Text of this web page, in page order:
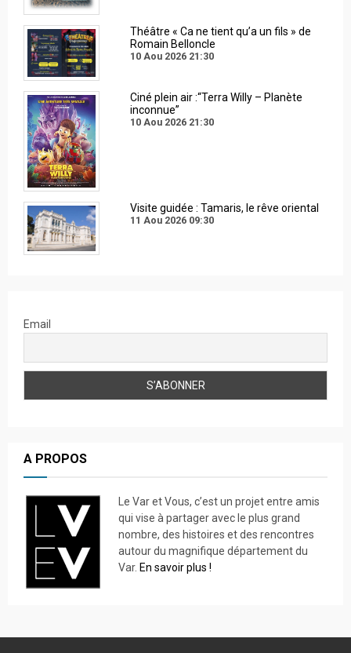
Théâtre « Ca ne tient qu’a un fils » de
Romain Belloncle
10 Aou 2026 21:30
Ciné plein air :“Terra Willy – Planète
inconnue”
10 Aou 2026 21:30
Visite guidée : Tamaris, le rêve oriental
11 Aou 2026 09:30
Email
A PROPOS
Le Var et Vous, c’est un projet entre amis
qui vise à partager avec le plus grand
nombre, des histoires et des rencontres
autour du magnifique département du
Var. En savoir plus !